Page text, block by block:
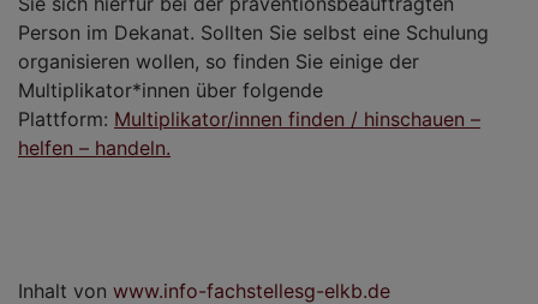
Person im Dekanat. Sollten Sie selbst eine Schulung
organisieren wollen, so finden Sie einige der
Multiplikator*innen über folgende
Plattform: Multiplikator/innen finden / hinschauen –
helfen – handeln.
Inhalt von www.info-fachstellesg-elkb.de